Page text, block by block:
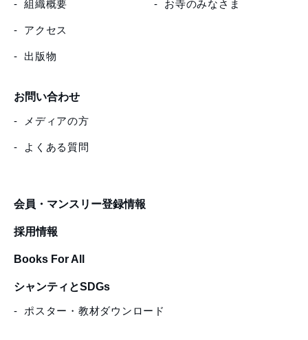
組織概要
アクセス
出版物
お寺のみなさま
お問い合わせ
メディアの方
よくある質問
会員・マンスリー登録情報
採用情報
Books For All
シャンティとSDGs
ポスター・教材ダウンロード